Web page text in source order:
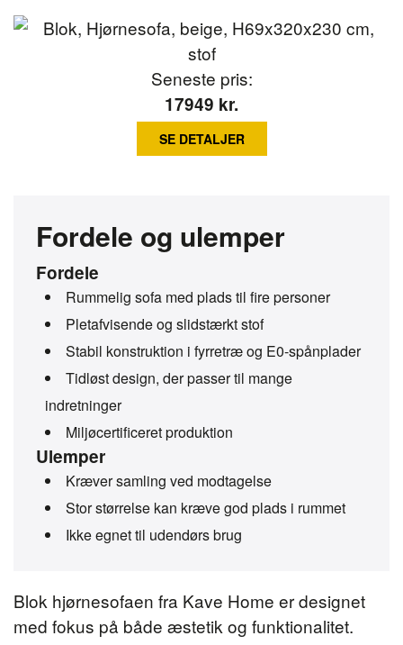
Blok hjørnesofaen fra Kave Home er designet
med fokus på både æstetik og funktionalitet.
Fordele og ulemper
Fordele
Rummelig sofa med plads til fire personer
Pletafvisende og slidstærkt stof
Stabil konstruktion i fyrretræ og E0-spånplader
Tidløst design, der passer til mange
indretninger
Miljøcertificeret produktion
Ulemper
Kræver samling ved modtagelse
Stor størrelse kan kræve god plads i rummet
Ikke egnet til udendørs brug
Seneste pris:
17949 kr.
SE DETALJER